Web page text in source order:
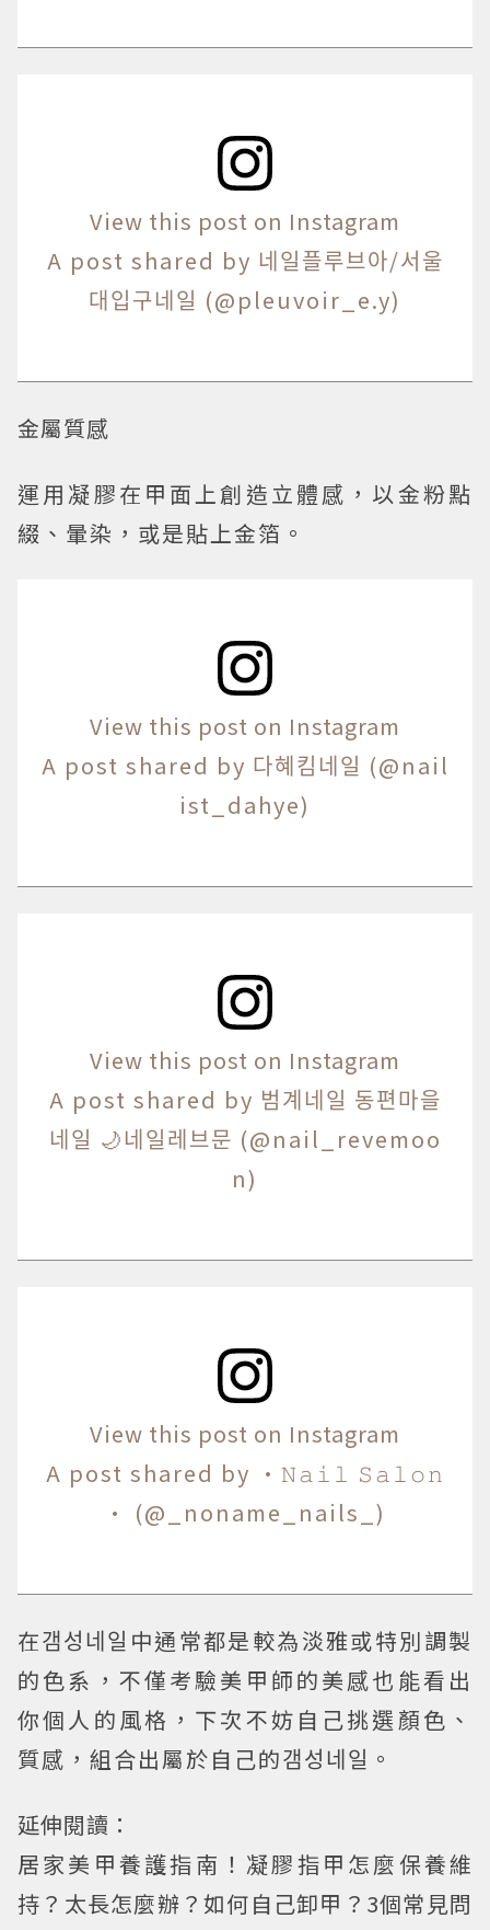
View this post on Instagram
A post shared by 네일플루브아/서울
대입구네일 (@pleuvoir_e.y)
金屬質感
運用凝膠在甲面上創造立體感，以金粉點
綴、暈染，或是貼上金箔。
View this post on Instagram
A post shared by 다혜킴네일 (@nail
ist_dahye)
View this post on Instagram
A post shared by 범계네일 동편마을
네일 🌙네일레브문 (@nail_revemoo
n)
View this post on Instagram
A post shared by ·𝙽𝚊𝚒𝚕 𝚂𝚊𝚕𝚘𝚗
· (@_noname_nails_)
在갬성네일中通常都是較為淡雅或特別調製
的色系，不僅考驗美甲師的美感也能看出
你個人的風格，下次不妨自己挑選顏色、
質感，組合出屬於自己的갬성네일。
延伸閱讀：
居家美甲養護指南！凝膠指甲怎麼保養維
持？太長怎麼辦？如何自己卸甲？3個常見問